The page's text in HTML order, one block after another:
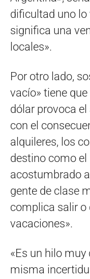
dificultad uno
significa una
locales».
Por otro lado,
vacío» tiene
dólar provoca
con el
alquileres, los
destino como
acostumbrado
gente de clase
complica salir o
vacaciones».
«Es un hilo
misma